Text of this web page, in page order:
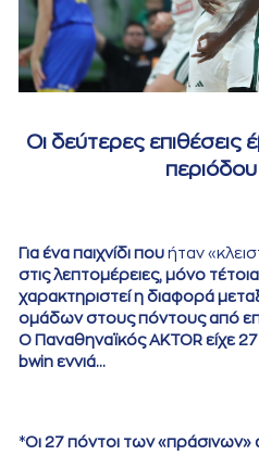
Οι δεύτερες επιθέσεις
περιόδου
Για ένα παιχνίδι που ήταν
στις λεπτομέρειες, μόνο
χαρακτηριστεί η διαφορά
ομάδων στους πόντους από
Ο Παναθηναϊκός AKTOR είχε 27
bwin εννιά…
*Οι 27 πόντοι των «πράσινων»